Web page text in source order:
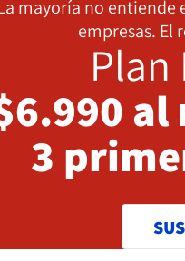
mayoría no entiende
empresas. El
Plan
al
3